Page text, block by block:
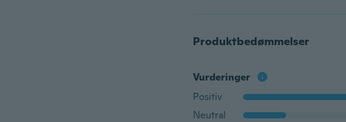
Produktbedømmelser
Vurderinger
Positiv
Neutral